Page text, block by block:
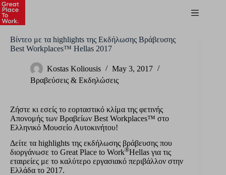
Βίντεο με τα highlights της Εκδήλωσης Βράβευσης
Best Workplaces™ Hellas 2017
Kostas Koliousis
May 3, 2017
Βραβεύσεις & Εκδηλώσεις
Ζήστε κι εσείς το εορταστικό κλίμα της φετινής
Απονομής των Βραβείων Best Workplaces™ στο
Ελληνικό Μουσείο Αυτοκινήτου!
Δείτε τα highlights της εκδήλωσης βράβευσης που
διοργάνωσε το Great Place to Work®Hellas για τις
εταιρείες με το καλύτερο εργασιακό περιβάλλον στην
Ελλάδα το 2017.